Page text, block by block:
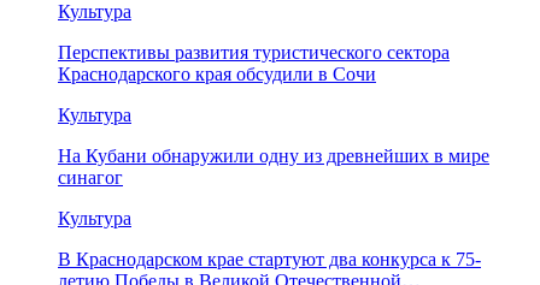
Культура
Перспективы развития туристического сектора
Краснодарского края обсудили в Сочи
Культура
На Кубани обнаружили одну из древнейших в мире
синагог
Культура
В Краснодарском крае стартуют два конкурса к 75-
летию Победы в Великой Отечественной…